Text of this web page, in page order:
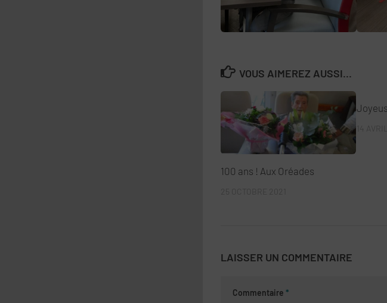
VOUS AIMEREZ AUSSI...
100 ans ! Aux Oréades
LAISSER UN COMMENTAIRE
Commentaire *